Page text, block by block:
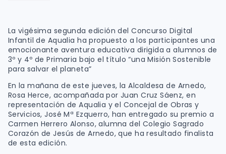
La vigésima segunda edición del Concurso Digital
Infantil de Aqualia ha propuesto a los participantes una
emocionante aventura educativa dirigida a alumnos de
3º y 4º de Primaria bajo el título “una Misión Sostenible
para salvar el planeta”
En la mañana de este jueves, la Alcaldesa de Arnedo,
Rosa Herce, acompañada por Juan Cruz Sáenz, en
representación de Aqualia y el Concejal de Obras y
Servicios, José Mª Ezquerro, han entregado su premio a
Carmen Herrero Alonso, alumna del Colegio Sagrado
Corazón de Jesús de Arnedo, que ha resultado finalista
de esta edición.